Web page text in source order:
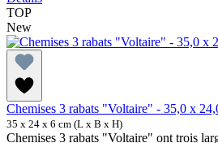
TOP
New
Chemises 3 rabats "Voltaire" - 35,0 x
35 x 24 x 6 cm (L x B x H)
Chemises 3 rabats "Voltaire" ont trois